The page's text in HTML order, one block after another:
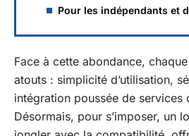
Pour les indépendants et
Face à cette abondance,
atouts : simplicité d’utilisation,
intégration poussée de services
Désormais, pour s’imposer, un